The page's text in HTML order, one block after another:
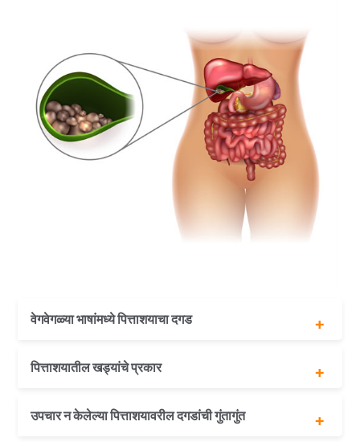
वेगवेगळ्या भाषांमध्ये पित्ताशयाचा दगड
हिंदीमध्ये पित्ताशयाचा दगड- पित्ताशाय की पाथरी
तेलुगुमध्ये
दगड-
पित्ताशायम
पित्ताशयातील खड्यांचे प्रकार
कोलेस्टेरॉलचे दगड
रंगद्रव्य दगड
उपचार न केलेल्या पित्ताशयावरील दगडांची गुंतागुंत